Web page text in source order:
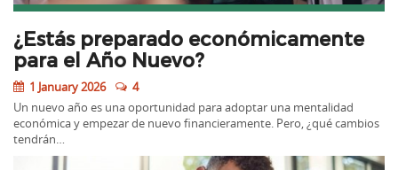
¿Estás preparado económicamente
para el Año Nuevo?
1 January 2026
4
Un nuevo año es una oportunidad para adoptar una mentalidad
económica y empezar de nuevo financieramente. Pero, ¿qué cambios
tendrán…